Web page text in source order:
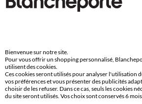
3XL
-50% dès 2 art Code 899013
Bienvenue sur notre site.
Pour vous offrir un shopping personnalisé,
utilisent des cookies.
Ces cookies seront utilisés pour analyser l'utilisation
vos préférences et vous présenter des publicités
choisir de les refuser. Dans ce cas, seuls les cookies
du site seront utilisés. Vos choix sont conservés 6 mois.